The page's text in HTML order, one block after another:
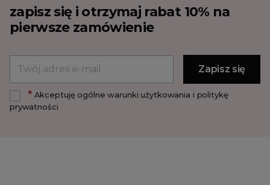
zapisz się i otrzymaj rabat 10% na
pierwsze zamówienie
*Akceptuję ogólne warunki użytkowania i politykę
prywatności